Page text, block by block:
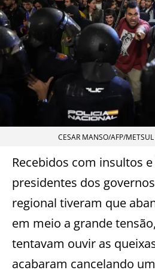
CESAR MANSO/AFP/
Recebidos com insultos
presidentes dos
regional tiveram que
em meio a grande
tentavam ouvir as
acabaram cancelando